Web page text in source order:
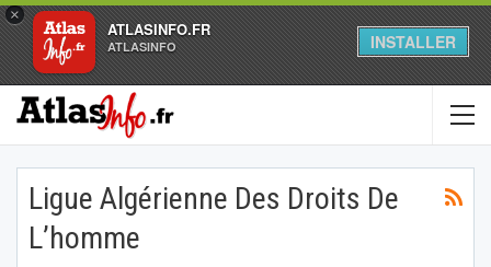
×
ATLASINFO.FR
ATLASINFO INSTALLER
Ligue Algérienne Des Droits De
L’homme